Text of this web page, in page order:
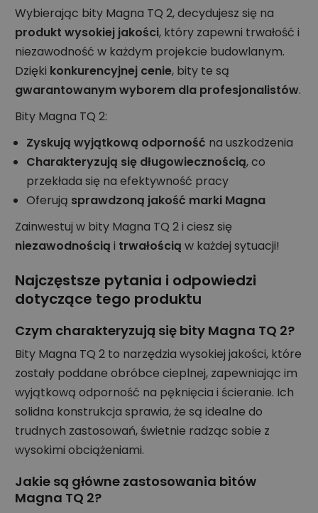
Wybierając bity Magna TQ 2, decydujesz się na
produkt wysokiej jakości, który zapewni trwałość i
niezawodność w każdym projekcie budowlanym.
Dzięki konkurencyjnej cenie, bity te są
gwarantowanym wyborem dla profesjonalistów.
Bity Magna TQ 2:
Zyskują wyjątkową odporność na uszkodzenia
Charakteryzują się długowiecznością, co
przekłada się na efektywność pracy
Oferują sprawdzoną jakość marki Magna
Zainwestuj w bity Magna TQ 2 i ciesz się
niezawodnością i trwałością w każdej sytuacji!
Najczęstsze pytania i odpowiedzi
dotyczące tego produktu
Czym charakteryzują się bity Magna TQ 2?
Bity Magna TQ 2 to narzędzia wysokiej jakości, które
zostały poddane obróbce cieplnej, zapewniając im
wyjątkową odporność na pęknięcia i ścieranie. Ich
solidna konstrukcja sprawia, że są idealne do
trudnych zastosowań, świetnie radząc sobie z
wysokimi obciążeniami.
Jakie są główne zastosowania bitów
Magna TQ 2?